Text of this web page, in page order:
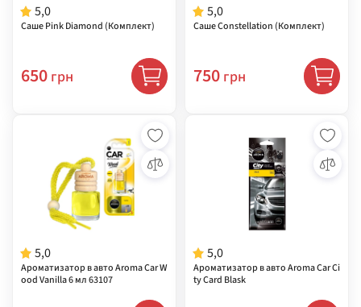
5,0
Саше Pink Diamond (Комплект)
650 грн
5,0
Саше Constellation (Комплект)
750 грн
5,0
Ароматизатор в авто Aroma Car W
ood Vanilla 6 мл 63107
5,0
Ароматизатор в авто Aroma Car Ci
ty Card Blask